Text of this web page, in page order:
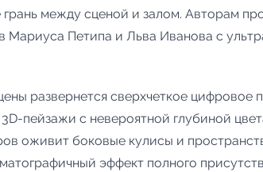
между сценой и залом. Авторам
Петипа и Льва Иванова с
развернется сверхчеткое цифровое
пейзажи с невероятной глубиной
оживит боковые кулисы и
эффект полного